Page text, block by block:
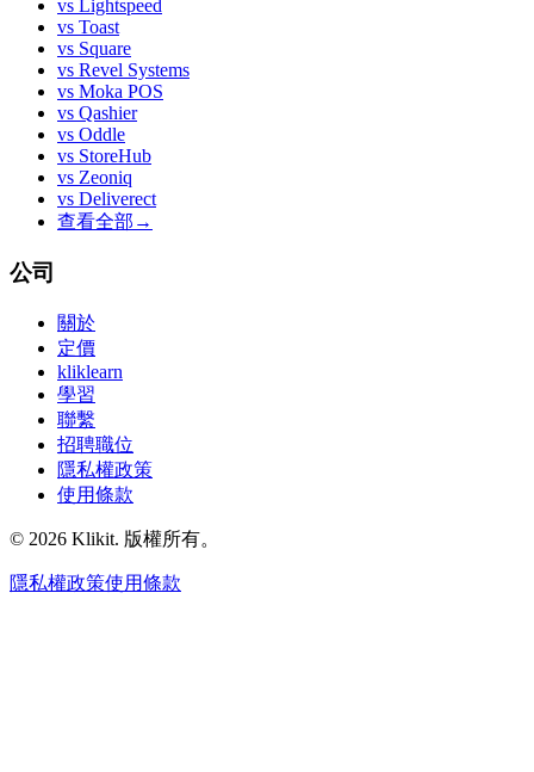
vs Lightspeed
vs Toast
vs Square
vs Revel Systems
vs Moka POS
vs Qashier
vs Oddle
vs StoreHub
vs Zeoniq
vs Deliverect
查看全部 →
公司
關於
定價
kliklearn
學習
聯繫
招聘職位
隱私權政策
使用條款
© 2026 Klikit. 版權所有。
隱私權政策使用條款